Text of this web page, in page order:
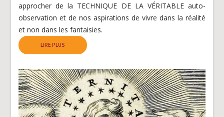
approcher de la TECHNIQUE DE LA VÉRITABLE auto-
observation et de nos aspirations de vivre dans la réalité
et non dans les fantaisies.
LIRE PLUS